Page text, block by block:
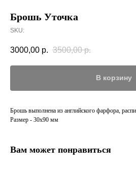
Брошь Уточка
SKU:
3000,00 р. 3500,00 р.
В корзину
Брошь выполнена из английского фарфора,
Размер - 30х90 мм
Вам может понравиться